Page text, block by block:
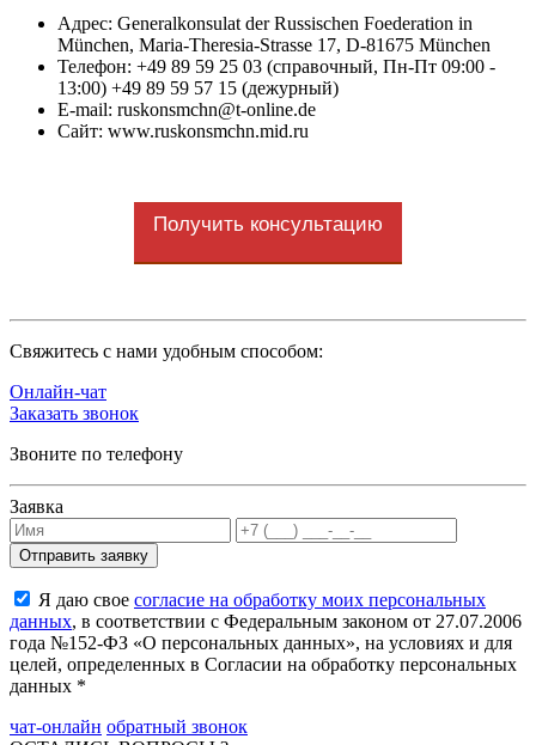
Адрес: Generalkonsulat der Russischen Foederation in
München, Maria-Theresia-Strasse 17, D-81675 München
Телефон: +49 89 59 25 03 (справочный, Пн-Пт 09:00 -
13:00) +49 89 59 57 15 (дежурный)
E-mail: ruskonsmchn@t-online.de
Сайт: www.ruskonsmchn.mid.ru
Получить консультацию
Cвяжитесь с нами удобным способом:
Онлайн-чат
Заказать звонок
Звоните по телефону
Заявка
Я даю свое согласие на обработку моих персональных
данных, в соответствии с Федеральным законом от 27.07.2006
года №152-ФЗ «О персональных данных», на условиях и для
целей, определенных в Согласии на обработку персональных
данных *
чат-онлайн обратный звонок